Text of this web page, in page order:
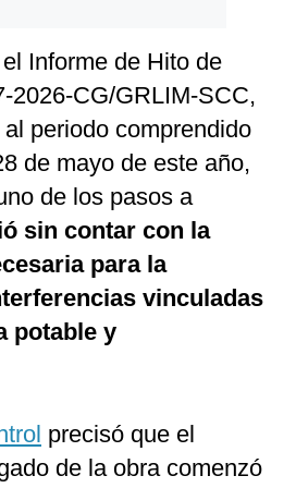
Informe de Hito de
2026-CG/GRLIM-SCC,
periodo comprendido
de mayo de este año,
de los pasos a
sin contar con la
para la
vinculadas
potable y
precisó que el
de la obra comenzó